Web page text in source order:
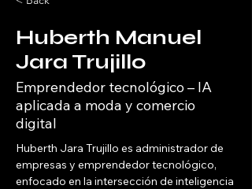
Huberth Manuel
Jara Trujillo
Emprendedor tecnológico – IA
aplicada a moda y comercio
digital
Huberth Jara Trujillo es administrador de
empresas y emprendedor tecnológico,
enfocado en la intersección de inteligencia